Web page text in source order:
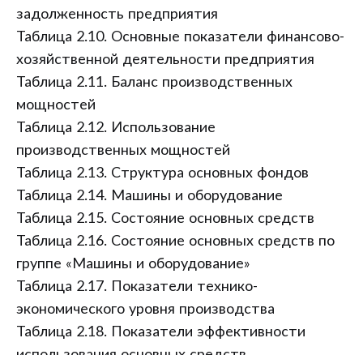
задолженность предприятия
Таблица 2.10. Основные показатели финансово-
хозяйственной деятельности предприятия
Таблица 2.11. Баланс производственных
мощностей
Таблица 2.12. Использование
производственных мощностей
Таблица 2.13. Структура основных фондов
Таблица 2.14. Машины и оборудование
Таблица 2.15. Состояние основных средств
Таблица 2.16. Состояние основных средств по
группе «Машины и оборудование»
Таблица 2.17. Показатели технико-
экономического уровня производства
Таблица 2.18. Показатели эффективности